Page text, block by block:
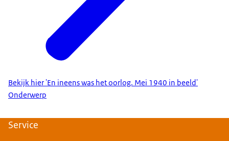
Bekijk hier 'En ineens was het oorlog. Mei 1940 in beeld'
Onderwerp
Service